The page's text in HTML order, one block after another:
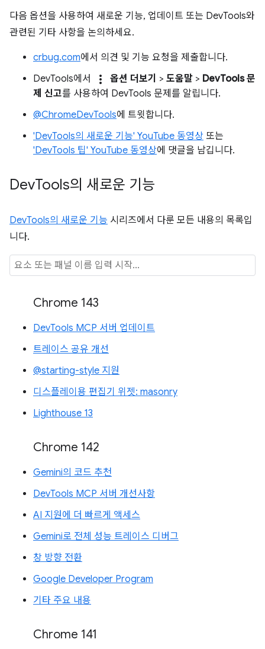
다음 옵션을 사용하여 새로운 기능, 업데이트 또는 DevTools와
관련된 기타 사항을 논의하세요.
crbug.com에서 의견 및 기능 요청을 제출합니다.
DevTools에서
more_vert 옵션 더보기 > 도움말 > DevTools 문
제 신고를 사용하여 DevTools 문제를 알립니다.
@ChromeDevTools에 트윗합니다.
'DevTools의 새로운 기능' YouTube 동영상 또는
'DevTools 팁' YouTube 동영상에 댓글을 남깁니다.
DevTools의 새로운 기능
DevTools의 새로운 기능 시리즈에서 다룬 모든 내용의 목록입
니다.
Chrome 143
DevTools MCP 서버 업데이트
트레이스 공유 개선
@starting-style 지원
디스플레이용 편집기 위젯: masonry
Lighthouse 13
Chrome 142
Gemini의 코드 추천
DevTools MCP 서버 개선사항
AI 지원에 더 빠르게 액세스
Gemini로 전체 성능 트레이스 디버그
창 방향 전환
Google Developer Program
기타 주요 내용
Chrome 141